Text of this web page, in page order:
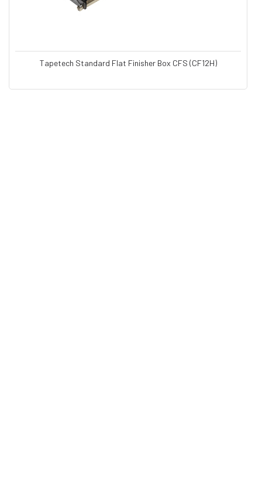
Tapetech Standard Flat Finisher Box CFS (CF12H)